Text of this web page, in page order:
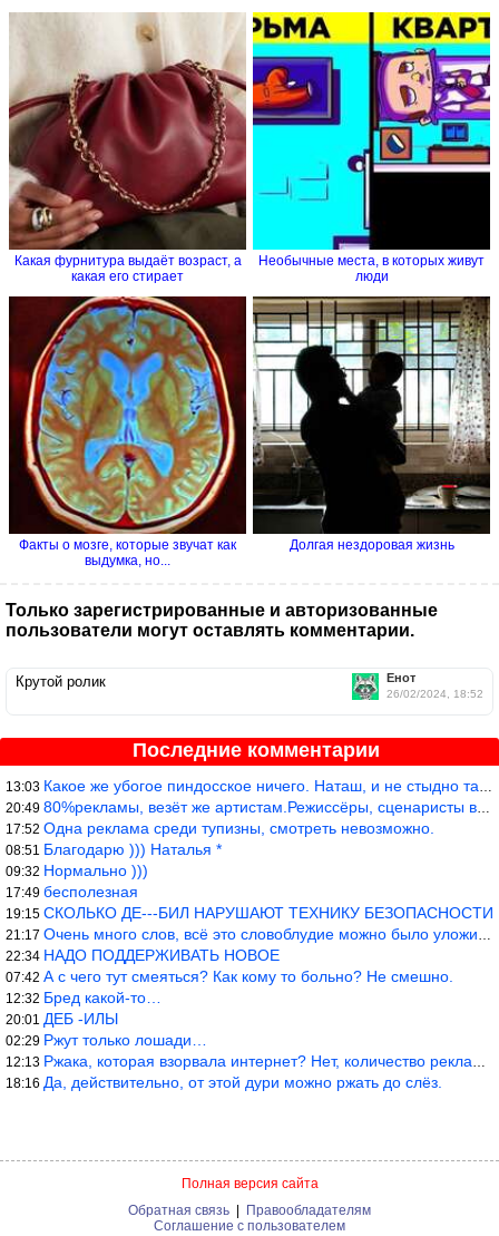
Какая фурнитура выдаёт возраст, а
какая его стирает
Необычные места, в которых живут
люди
Факты о мозге, которые звучат как
выдумка, но...
Долгая нездоровая жизнь
Только зарегистрированные и авторизованные
пользователи могут оставлять комментарии.
Енот
26/02/2024, 18:52
Крутой ролик
Последние комментарии
13:03 Какое же убогое пиндосское ничего. Наташ, и не стыдно такую фигн
20:49 80%рекламы, везёт же артистам.Режиссёры, сценаристы вы где или к
17:52 Одна реклама среди тупизны, смотреть невозможно.
08:51 Благодарю ))) Наталья *
09:32 Нормально )))
17:49 бесполезная
19:15 СКОЛЬКО ДЕ---БИЛ НАРУШАЮТ ТЕХНИКУ БЕЗОПАСНОСТИ
21:17 Очень много слов, всё это словоблудие можно было уложить в 1 мин
22:34 НАДО ПОДДЕРЖИВАТЬ НОВОЕ
07:42 А с чего тут смеяться? Как кому то больно? Не смешно.
12:32 Бред какой-то…
20:01 ДЕБ -ИЛЫ
02:29 Ржут только лошади…
12:13 Ржака, которая взорвала интернет? Нет, количество рекламы выводи
18:16 Да, действительно, от этой дури можно ржать до слёз.
Полная версия сайта
Обратная связь
Правообладателям
Соглашение с пользователем